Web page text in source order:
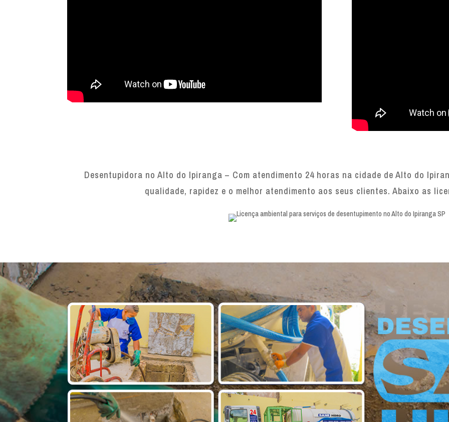
Desentupidora no Alto do Ipiranga – Com atendimento 24 horas na cidade de Alto do
qualidade, rapidez e o melhor atendimento aos seus clientes. Abaixo as